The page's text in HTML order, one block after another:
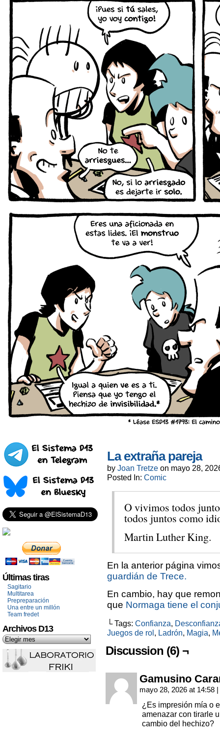
Últimas tiras
Sagitario
Multitarea
Prepreparación
Una entre un millón
Team fredet
Archivos D13
La extraña pareja
by Joan Tretze on mayo 28,
Posted In: Comic
O vivimos todos
todos juntos como
Martin Luther King.
En la anterior página
guardián de Trece.
En cambio, hay que
que Normaga tiene el
└ Tags: Confianza,
Juegos de rol, Ladrón, Magia,
Discussion (6) ¬
Gamusino
mayo 28, 2026 at 14:58 |
¿Es impresión mía o
amenazar con tirarle
cambio del hechizo?